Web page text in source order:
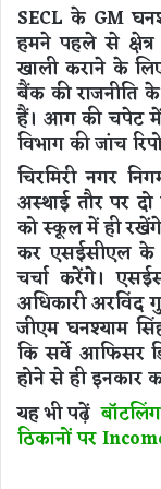
SECL के GM
हमने पहले से
खाली कराने के
बैंक की राजनीति
हैं। आग की चपेट में
विभाग की जांच
चिरमिरी नगर
अस्थाई तौर पर
को स्कूल में ही
कर एसईसीएल के
चर्चा करेंगे।
अधिकारी अरविंद
जीएम घनश्याम
कि सर्वे आफिसर
होने से ही इनकार
यह भी पढ़ें
ठिकानों पर